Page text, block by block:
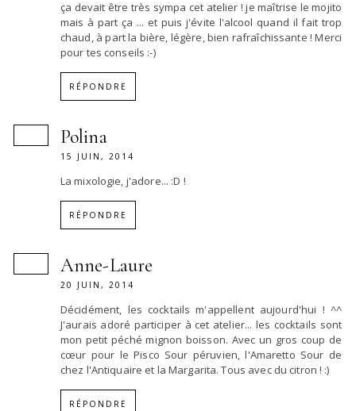
ça devait être très sympa cet atelier ! je maîtrise le mojito
mais à part ça ... et puis j'évite l'alcool quand il fait trop
chaud, à part la bière, légère, bien rafraîchissante ! Merci
pour tes conseils :-)
RÉPONDRE
Polina
15 JUIN, 2014
La mixologie, j'adore... :D !
RÉPONDRE
Anne-Laure
20 JUIN, 2014
Décidément, les cocktails m'appellent aujourd'hui ! ^^
J'aurais adoré participer à cet atelier... les cocktails sont
mon petit péché mignon boisson. Avec un gros coup de
cœur pour le Pisco Sour péruvien, l'Amaretto Sour de
chez l'Antiquaire et la Margarita. Tous avec du citron ! :)
RÉPONDRE